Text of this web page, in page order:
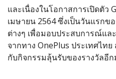
และเนื่องในโอกาสการเปิดตัว
เมษายน 2564 ซึ่งเป็นวันแรกข
ต่างๆ เพื่อมอบประสบการณ์แ
จากทาง OnePlus ประเทศไ
กับกิจกรรมลุ้นรับของรางวัลอี